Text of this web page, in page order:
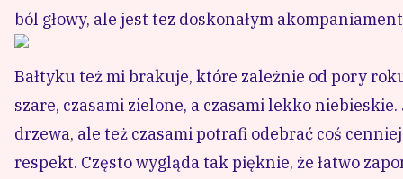
ból głowy, ale jest tez doskonałym
Bałtyku też mi brakuje, które zależnie od pory
szare, czasami zielone, a czasami lekko
drzewa, ale też czasami potrafi odebrać coś
respekt. Często wygląda tak pięknie, że łatwo